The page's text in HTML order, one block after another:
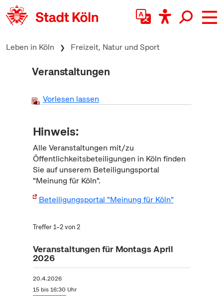
zum Inhalt springen
Leben in Köln Freizeit, Natur und Sport
Veranstaltungen
Vorlesen lassen
Hinweis:
Alle Veranstaltungen mit/zu
Öffentlichkeitsbeteiligungen in Köln finden
Sie auf unserem Beteiligungsportal
"Meinung für Köln".
Beteiligungsportal "Meinung für Köln"
Treffer 1–2 von 2
Veranstaltungen für Montags April
2026
20.4.2026
15 bis 16:30 Uhr